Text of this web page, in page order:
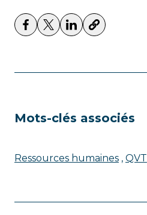
Mots-clés associés
Ressources humaines QVT